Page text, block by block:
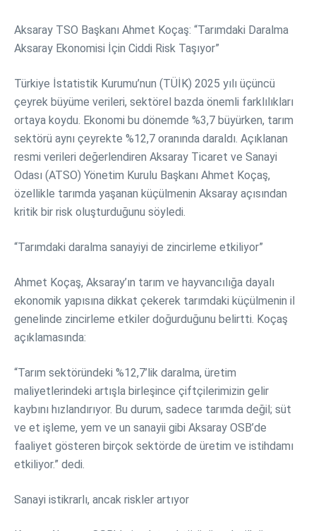
Aksaray TSO Başkanı Ahmet Koçaş: “Tarımdaki Daralma
Aksaray Ekonomisi İçin Ciddi Risk Taşıyor”
Türkiye İstatistik Kurumu’nun (TÜİK) 2025 yılı üçüncü
çeyrek büyüme verileri, sektörel bazda önemli farklılıkları
ortaya koydu. Ekonomi bu dönemde %3,7 büyürken, tarım
sektörü aynı çeyrekte %12,7 oranında daraldı. Açıklanan
resmi verileri değerlendiren Aksaray Ticaret ve Sanayi
Odası (ATSO) Yönetim Kurulu Başkanı Ahmet Koçaş,
özellikle tarımda yaşanan küçülmenin Aksaray açısından
kritik bir risk oluşturduğunu söyledi.
“Tarımdaki daralma sanayiyi de zincirleme etkiliyor”
Ahmet Koçaş, Aksaray’ın tarım ve hayvancılığa dayalı
ekonomik yapısına dikkat çekerek tarımdaki küçülmenin il
genelinde zincirleme etkiler doğurduğunu belirtti. Koçaş
açıklamasında:
“Tarım sektöründeki %12,7’lik daralma, üretim
maliyetlerindeki artışla birleşince çiftçilerimizin gelir
kaybını hızlandırıyor. Bu durum, sadece tarımda değil; süt
ve et işleme, yem ve un sanayii gibi Aksaray OSB’de
faaliyet gösteren birçok sektörde de üretim ve istihdamı
etkiliyor.” dedi.
Sanayi istikrarlı, ancak riskler artıyor